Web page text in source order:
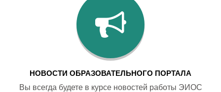
НОВОСТИ ОБРАЗОВАТЕЛЬНОГО ПОРТАЛА
Вы всегда будете в курсе новостей работы ЭИОС